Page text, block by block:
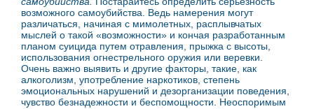
возможного самоубийства. Ведь намерения могут
различаться, начиная с мимолетных, расплывчатых
мыслей о такой «возможности» и кончая разработанным
планом суицида путем отравления, прыжка с высоты,
использования огнестрельного оружия или веревки.
Очень важно выявить и другие факторы, такие, как
алкоголизм, употребление наркотиков, степень
эмоциональных нарушений и дезорганизации поведения,
чувство безнадежности и беспомощности. Неоспоримым